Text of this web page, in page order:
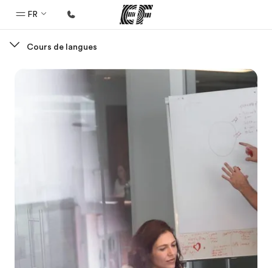
FR
Programmes
Qui sommes-nous ?
EF recrute
Cours de langues